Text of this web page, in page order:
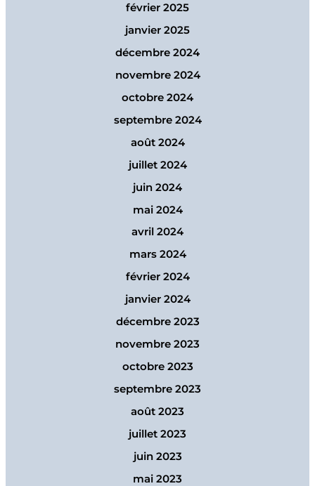
février 2025
janvier 2025
décembre 2024
novembre 2024
octobre 2024
septembre 2024
août 2024
juillet 2024
juin 2024
mai 2024
avril 2024
mars 2024
février 2024
janvier 2024
décembre 2023
novembre 2023
octobre 2023
septembre 2023
août 2023
juillet 2023
juin 2023
mai 2023